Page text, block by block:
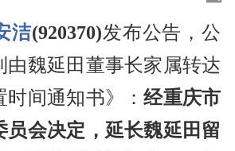
洁(920370)发布公告，公
由魏延田董事长家属转达
时间通知书》：经重庆市
员会决定，延长魏延田留